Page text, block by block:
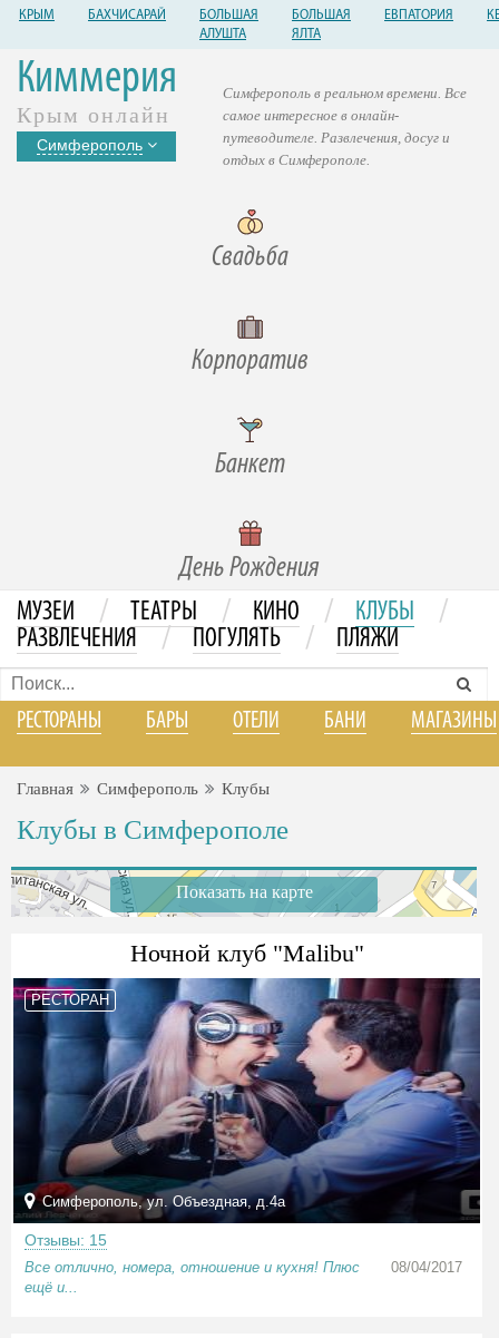
КРЫМ БАХЧИСАРАЙ
БОЛЬШАЯ
АЛУШТА
БОЛЬШАЯ
ЯЛТА
ЕВПАТОРИЯ
Киммерия
Крым онлайн
Симферополь
Свадьба
Корпоратив
Банкет
День Рождения
Симферополь в реальном времени. Все
самое интересное в онлайн-
путеводителе. Развлечения, досуг и
отдых в Симферополе.
МУЗЕИ / ТЕАТРЫ / КИНО / КЛУБЫ /
РАЗВЛЕЧЕНИЯ / ПОГУЛЯТЬ / ПЛЯЖИ
РЕСТОРАНЫ БАРЫ ОТЕЛИ БАНИ МАГАЗИНЫ
Главная Симферополь Клубы
Клубы в Симферополе
Показать на карте
Ночной клуб "Malibu"
РЕСТОРАН
Симферополь, ул. Объездная, д.4а
Отзывы: 15
Все отлично, номера, отношение и кухня! Плюс
ещё и...
08/04/2017